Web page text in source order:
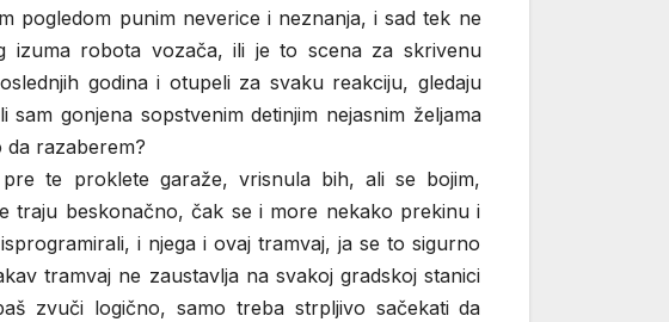
pogledom punim neverice i neznanja, i sad tek ne
robota vozača, ili je to scena za skrivenu
godina i otupeli za svaku reakciju, gledaju
gonjena sopstvenim detinjim nejasnim željama
razaberem?
te proklete garaže, vrisnula bih, ali se bojim,
traju beskonačno, čak se i more nekako prekinu i
i njega i ovaj tramvaj, ja se to sigurno
tramvaj ne zaustavlja na svakoj gradskoj stanici
zvuči logično, samo treba strpljivo sačekati da